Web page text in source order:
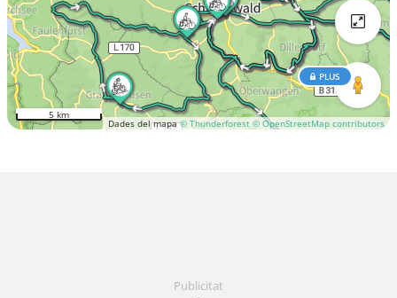
Dades del mapa© Thunderforest © OpenStreetMap contributors
PLUS
5 km
Publicitat